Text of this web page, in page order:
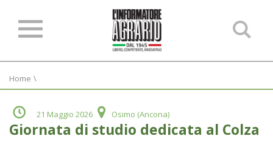
Home \
21 Maggio 2026 Osimo (Ancona)
Giornata di studio dedicata al Colza